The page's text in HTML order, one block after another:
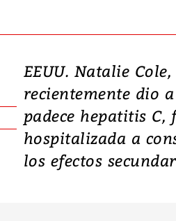
EEUU. Natalie
recientemente dio
padece hepatitis C,
hospitalizada a
los efectos
Video,
deja
daños en